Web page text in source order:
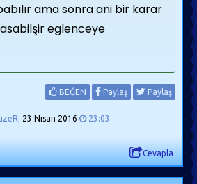
ama sonra ani bir karar
eglenceye
BEĞEN Paylaş Paylaş
23 Nisan 2016 23:03
Cevapla